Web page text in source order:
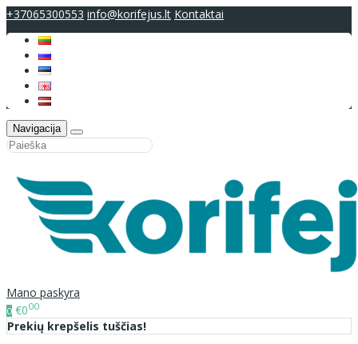
+37065300553 info@korifejus.lt Kontaktai
Navigacija
Mano paskyra
0 €000
Prekių krepšelis tuščias!